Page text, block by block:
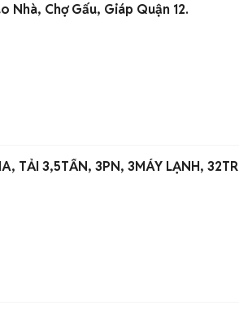
Nhà, Chợ Gấu, Giáp Quận 12.
TẢI 3,5TẤN, 3PN, 3MÁY LẠNH, 32TR